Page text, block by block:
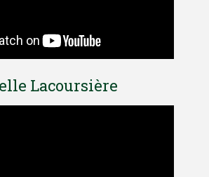
Lacoursière